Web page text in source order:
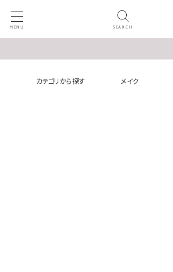
MENU SEARCH
カテゴリから探す メイク